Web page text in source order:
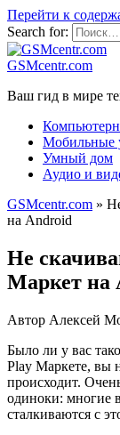
Перейти к
Search for:
GSMcentr.com
Ваш гид в мире
Мобильные
Умный дом
Аудио и
GSMcentr.com »
на Android
Не
Маркет на
Автор Алексей
Было ли у вас
Play Маркете, вы
происходит.
одиноки: многие
сталкиваются с